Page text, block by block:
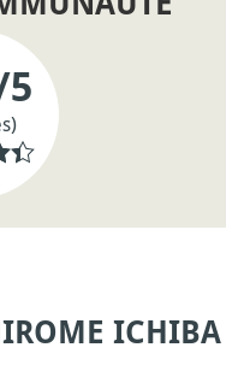
ICHIBA